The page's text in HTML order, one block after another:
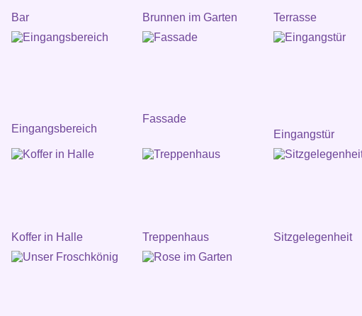
Bar Brunnen im Garten Terrasse
Eingangsbereich
Fassade
Eingangstür
Koffer in Halle Treppenhaus Sitzgelegenheit